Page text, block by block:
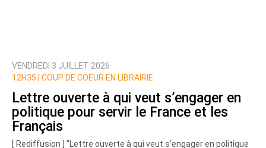
VENDREDI 3 JUILLET 2026
12H35 |
COUP DE COEUR EN LIBRAIRIE
Lettre ouverte à qui veut s’engager en
politique pour servir le France et les
Français
[ Rediffusion ] "Lettre ouverte à qui veut s’engager en politique